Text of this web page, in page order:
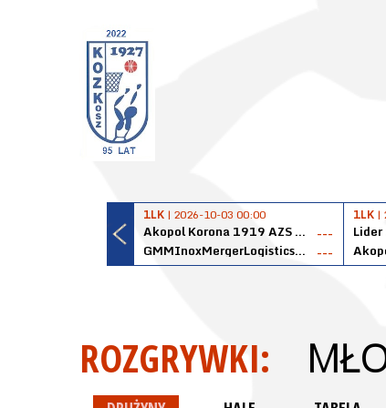
1LK | 2026-10-03 00:00
Akopol Korona 1919 AZS PK Kraków
---
GMMInoxMergerLogisticsPanteryŁańcut
---
1LK |
Lider
ROZGRYWKI: